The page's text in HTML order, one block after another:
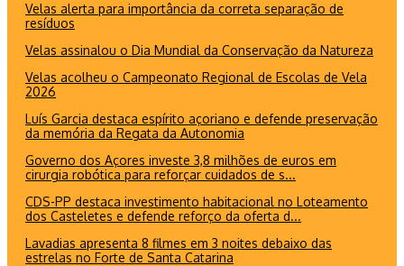
Velas alerta para importância da correta separação de
resíduos
Velas assinalou o Dia Mundial da Conservação da Natureza
Velas acolheu o Campeonato Regional de Escolas de Vela
2026
Luís Garcia destaca espírito açoriano e defende preservação
da memória da Regata da Autonomia
Governo dos Açores investe 3,8 milhões de euros em
cirurgia robótica para reforçar cuidados de s...
CDS-PP destaca investimento habitacional no Loteamento
dos Casteletes e defende reforço da oferta d...
Lavadias apresenta 8 filmes em 3 noites debaixo das
estrelas no Forte de Santa Catarina